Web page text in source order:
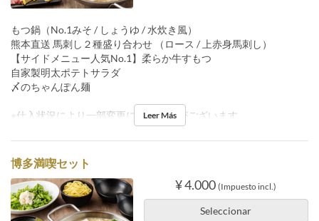
もつ鍋（No.1みそ / しょうゆ / 水炊き風）
熊本直送 馬刺し２種盛り合わせ （ロース / 上赤身馬刺し）
【サイドメニュー人気No.1】柔らか牛すもつ
自家製明太ポテトサラダ
〆のちゃんぽん麺
※仕入状況により一部変更になる 場合がございます。
Leer Más
博多満喫セット
¥ 4.000 (Impuesto incl.)
Seleccionar